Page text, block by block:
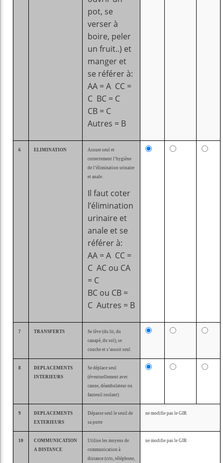
pot, se
verser à
boire, peler
un fruit..) et
manger et
se référer à:
AA = A CC =
C BC = C
CB = C
Autres = B
6 ELIMINATION
Assure seul et
correctement l’hygiène
de l’élimination urinaire
et anale.
Il faut coter
l’élimination
urinaire et
anale et se
référer à:
AA = A CC =
C AC ou CA
= C
BC ou CB =
C Autres = B
7 TRANSFERTS
Se lève (du lit, du
canapé, du sol), se
couche et s’assoit seul
8
DEPLACEMENTS
INTERIEURS
Se déplace seul
(éventuellement avec
canne, déambulateur ou
fauteuil roulant)
9
DEPLACEMENTS
EXTERIEURS
Dépasse seul le seuil de
sa porte
ne modifie pas le GIR
10
COMMUNICATION
A DISTANCE
Utilise les moyens de
communication à
distance (cris, téléphone,
ne modifie pas le GIR